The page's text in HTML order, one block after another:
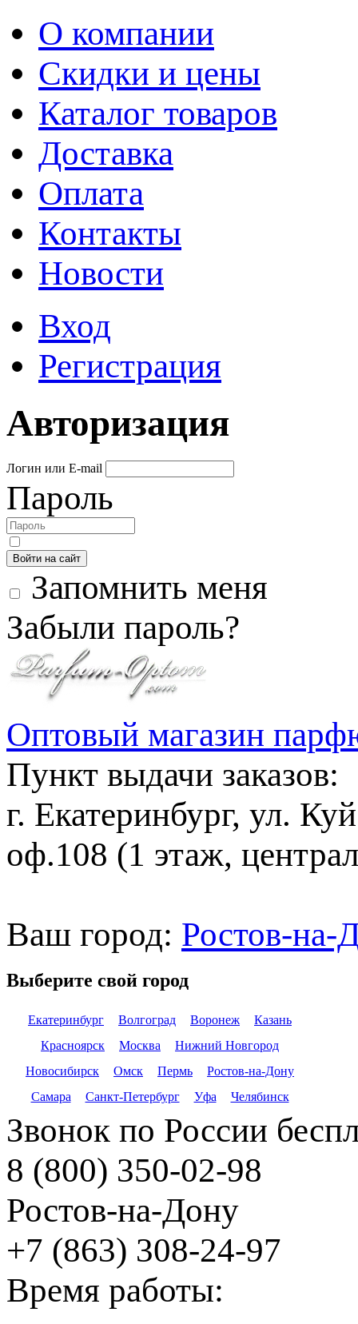
О компании
Скидки и цены
Каталог товаров
Доставка
Оплата
Контакты
Новости
Вход
Регистрация
Авторизация
Логин или E-mail
Пароль
Войти на сайт
Запомнить меня
Забыли пароль?
Оптовый магазин
Пункт выдачи заказов:
г. Екатеринбург, ул.
оф.108 (1 этаж,
Ваш город: Ростов-на-
Выберите свой город
Екатеринбург Волгоград Воронеж
Казань
Красноярск
Москва
Нижний Новгород
Новосибирск
Омск Пермь
Ростов-на-Дону
Самара
Санкт-Петербург Уфа Челябинск
Звонок по России
8 (800) 350-02-98
Ростов-на-Дону
+7 (863) 308-24-97
Время работы: